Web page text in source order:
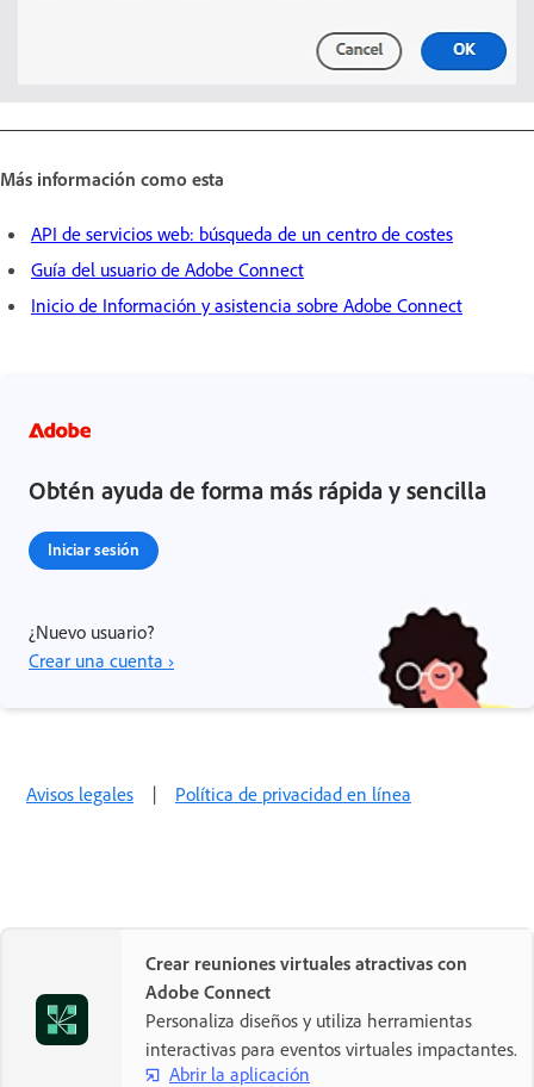
Más información como esta
API de servicios web: búsqueda de un centro de costes
Guía del usuario de Adobe Connect
Inicio de Información y asistencia sobre Adobe Connect
Obtén ayuda de forma más rápida y sencilla
Iniciar sesión
¿Nuevo usuario?
Crear una cuenta ›
Avisos legales | Política de privacidad en línea
Crear reuniones virtuales atractivas con
Adobe Connect
Personaliza diseños y utiliza herramientas
interactivas para eventos virtuales impactantes.
Abrir la aplicación